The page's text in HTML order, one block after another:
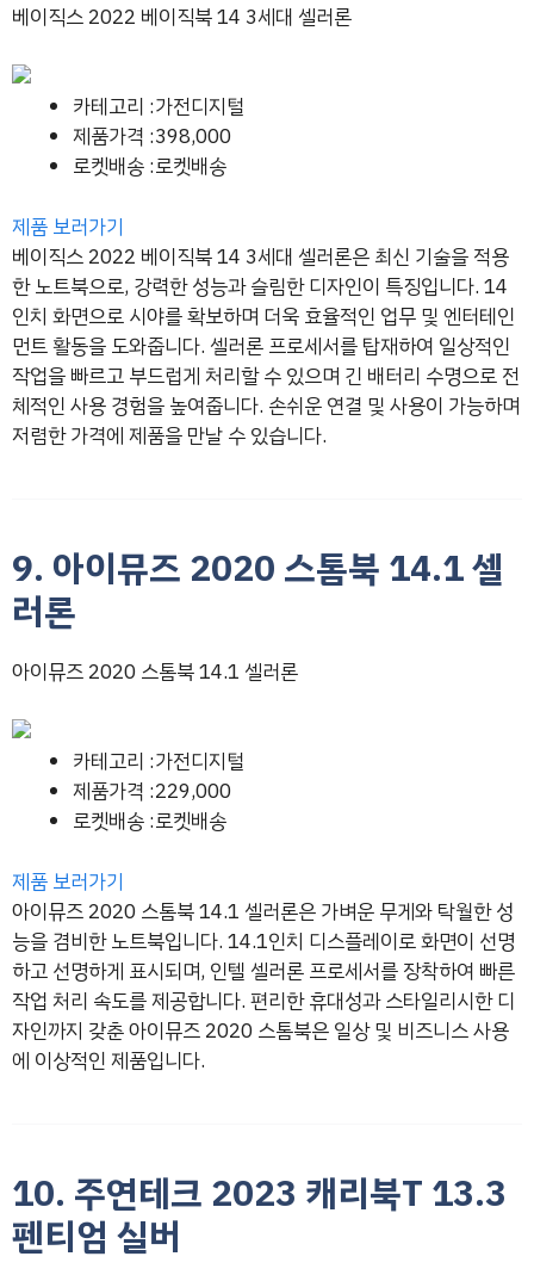
베이직스 2022 베이직북 14 3세대 셀러론
카테고리 :가전디지털
제품가격 :398,000
로켓배송 :로켓배송
제품 보러가기
베이직스 2022 베이직북 14 3세대 셀러론은 최신 기술을 적용
한 노트북으로, 강력한 성능과 슬림한 디자인이 특징입니다. 14
인치 화면으로 시야를 확보하며 더욱 효율적인 업무 및 엔터테인
먼트 활동을 도와줍니다. 셀러론 프로세서를 탑재하여 일상적인
작업을 빠르고 부드럽게 처리할 수 있으며 긴 배터리 수명으로 전
체적인 사용 경험을 높여줍니다. 손쉬운 연결 및 사용이 가능하며
저렴한 가격에 제품을 만날 수 있습니다.
9. 아이뮤즈 2020 스톰북 14.1 셀
러론
아이뮤즈 2020 스톰북 14.1 셀러론
카테고리 :가전디지털
제품가격 :229,000
로켓배송 :로켓배송
제품 보러가기
아이뮤즈 2020 스톰북 14.1 셀러론은 가벼운 무게와 탁월한 성
능을 겸비한 노트북입니다. 14.1인치 디스플레이로 화면이 선명
하고 선명하게 표시되며, 인텔 셀러론 프로세서를 장착하여 빠른
작업 처리 속도를 제공합니다. 편리한 휴대성과 스타일리시한 디
자인까지 갖춘 아이뮤즈 2020 스톰북은 일상 및 비즈니스 사용
에 이상적인 제품입니다.
10. 주연테크 2023 캐리북T 13.3
펜티엄 실버